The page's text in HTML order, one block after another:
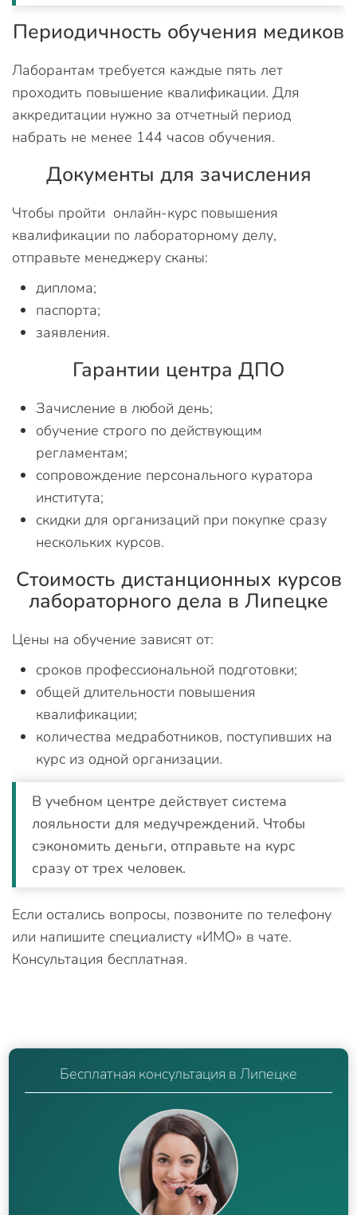
Периодичность обучения медиков
Лаборантам требуется каждые пять лет
проходить повышение квалификации. Для
аккредитации нужно за отчетный период
набрать не менее 144 часов обучения.
Документы для зачисления
Чтобы пройти онлайн-курс повышения
квалификации по лабораторному делу,
отправьте менеджеру сканы:
диплома;
паспорта;
заявления.
Гарантии центра ДПО
Зачисление в любой день;
обучение строго по действующим
регламентам;
сопровождение персонального куратора
института;
скидки для организаций при покупке сразу
нескольких курсов.
Стоимость дистанционных курсов
лабораторного дела в Липецке
Цены на обучение зависят от:
сроков профессиональной подготовки;
общей длительности повышения
квалификации;
количества медработников, поступивших на
курс из одной организации.
В учебном центре действует система
лояльности для медучреждений. Чтобы
сэкономить деньги, отправьте на курс
сразу от трех человек.
Если остались вопросы, позвоните по телефону
или напишите специалисту «ИМО» в чате.
Консультация бесплатная.
Бесплатная консультация в Липецке